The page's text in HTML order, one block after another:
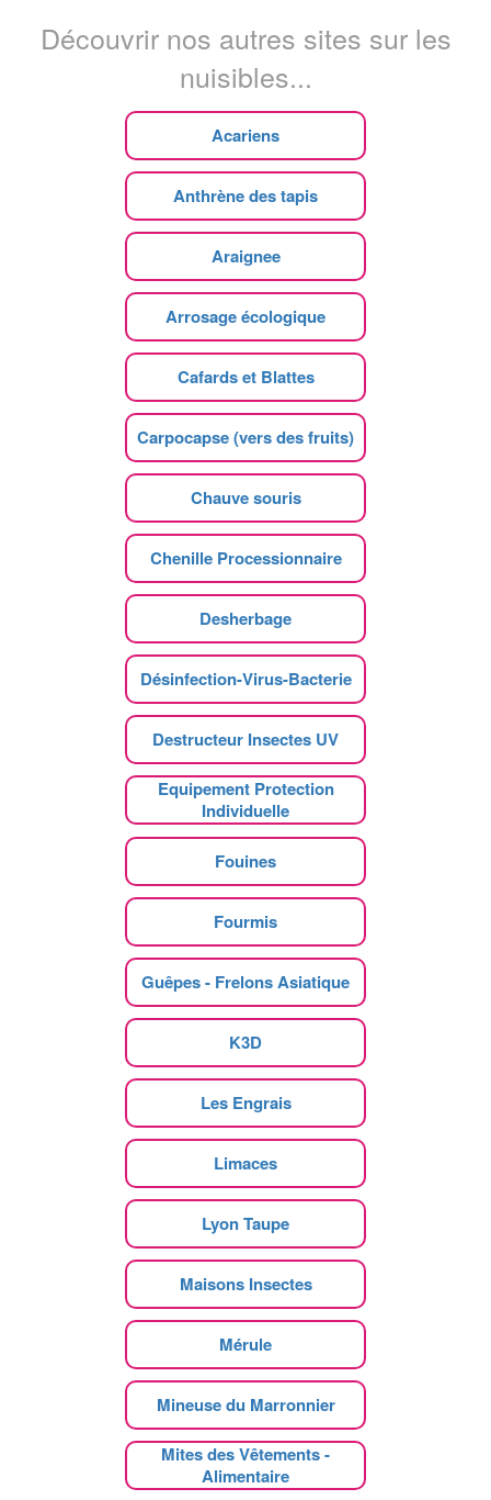
Découvrir nos autres sites sur les
nuisibles...
Acariens
Anthrène des tapis
Araignee
Arrosage écologique
Cafards et Blattes
Carpocapse (vers des fruits)
Chauve souris
Chenille Processionnaire
Desherbage
Désinfection-Virus-Bacterie
Destructeur Insectes UV
Equipement Protection
Individuelle
Fouines
Fourmis
Guêpes - Frelons Asiatique
K3D
Les Engrais
Limaces
Lyon Taupe
Maisons Insectes
Mérule
Mineuse du Marronnier
Mites des Vêtements -
Alimentaire